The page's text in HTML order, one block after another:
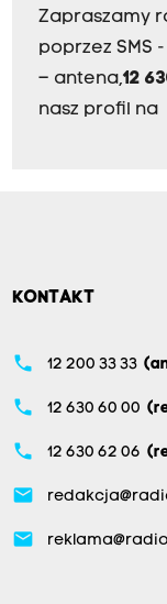
Zapraszamy
poprzez SMS -
– antena,12
nasz profil na
KONTAKT
phone 12 200 33 33
phone 12 630 60 00
phone 12 630 62 06
email
email